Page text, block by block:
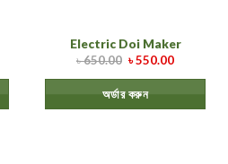
Electric Doi Maker
৳650.00 ৳550.00
অর্ডার করুন